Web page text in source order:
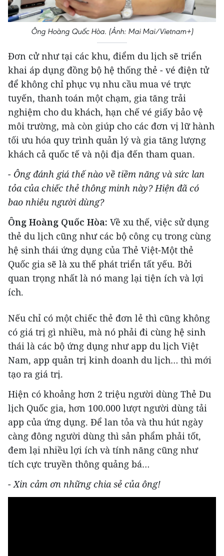
Ông Hoàng Quốc Hòa. (Ảnh: Mai Mai/Vietnam+)
Đơn cử như tại các khu, điểm du lịch sẽ triển
khai áp dụng đồng bộ hệ thống thẻ - vé điện tử
để không chỉ phục vụ nhu cầu mua vé trực
tuyến, thanh toán một chạm, gia tăng trải
nghiệm cho du khách, hạn chế vé giấy bảo vệ
môi trường, mà còn giúp cho các đơn vị lữ hành
tối ưu hóa quy trình quản lý và gia tăng lượng
khách cả quốc tế và nội địa đến tham quan.
- Ông đánh giá thế nào về tiềm năng và sức lan
tỏa của chiếc thẻ thông minh này? Hiện đã có
bao nhiêu người dùng?
Ông Hoàng Quốc Hòa: Về xu thế, việc sử dụng
thẻ du lịch cũng như các bộ công cụ trong cùng
hệ sinh thái ứng dụng của Thẻ Việt-Một thẻ
Quốc gia sẽ là xu thế phát triển tất yếu. Bởi
quan trọng nhất là nó mang lại tiện ích và lợi
ích.
Nếu chỉ có một chiếc thẻ đơn lẻ thì cũng không
có giá trị gì nhiều, mà nó phải đi cùng hệ sinh
thái là các bộ ứng dụng như app du lịch Việt
Nam, app quản trị kinh doanh du lịch… thì mới
tạo ra giá trị.
Hiện có khoảng hơn 2 triệu người dùng Thẻ Du
lịch Quốc gia, hơn 100.000 lượt người dùng tải
app của ứng dụng. Để lan tỏa và thu hút ngày
càng đông người dùng thì sản phẩm phải tốt,
đem lại nhiều lợi ích và tính năng cũng như
tích cực truyền thông quảng bá…
- Xin cảm ơn những chia sẻ của ông!